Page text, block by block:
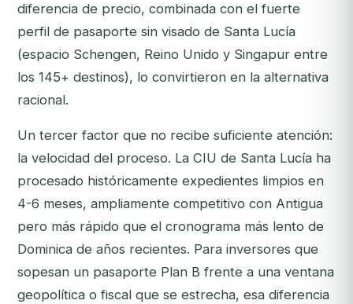
diferencia de precio, combinada con el fuerte
perfil de pasaporte sin visado de Santa Lucía
(espacio Schengen, Reino Unido y Singapur entre
los 145+ destinos), lo convirtieron en la alternativa
racional.
Un tercer factor que no recibe suficiente atención:
la velocidad del proceso. La CIU de Santa Lucía ha
procesado históricamente expedientes limpios en
4-6 meses, ampliamente competitivo con Antigua
pero más rápido que el cronograma más lento de
Dominica de años recientes. Para inversores que
sopesan un pasaporte Plan B frente a una ventana
geopolítica o fiscal que se estrecha, esa diferencia